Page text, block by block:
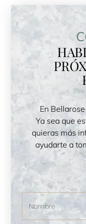
En
Ya sea que
quieras más
ayudarte a